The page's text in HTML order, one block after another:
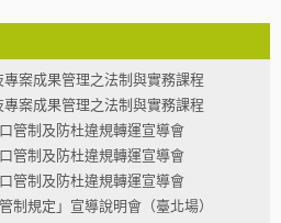
專案成果管理之法制與實務課程
專案成果管理之法制與實務課程
管制及防杜違規轉運宣導會
管制及防杜違規轉運宣導會
管制及防杜違規轉運宣導會
制規定」宣導說明會（臺北場）